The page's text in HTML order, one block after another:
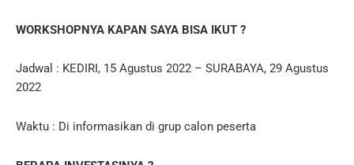
WORKSHOPNYA KAPAN SAYA BISA IKUT ?
Jadwal : KEDIRI, 15 Agustus 2022 – SURABAYA, 29 Agustus
2022
Waktu : Di informasikan di grup calon peserta